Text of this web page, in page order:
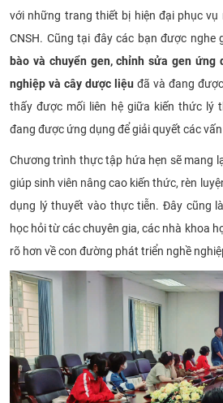
với những trang thiết bị hiện đại phục
CNSH. Cũng tại đây các bạn được nghe
bào và chuyển gen, chỉnh sửa gen ứng
nghiệp và cây dược liệu đã và đang
thấy được mối liên hệ giữa kiến thức lý
đang được ứng dụng để giải quyết các
Chương trình thực tập hứa hẹn sẽ mang
giúp sinh viên nâng cao kiến thức, rèn
dụng lý thuyết vào thực tiễn. Đây cũng
học hỏi từ các chuyên gia, các nhà khoa
rõ hơn về con đường phát triển nghề